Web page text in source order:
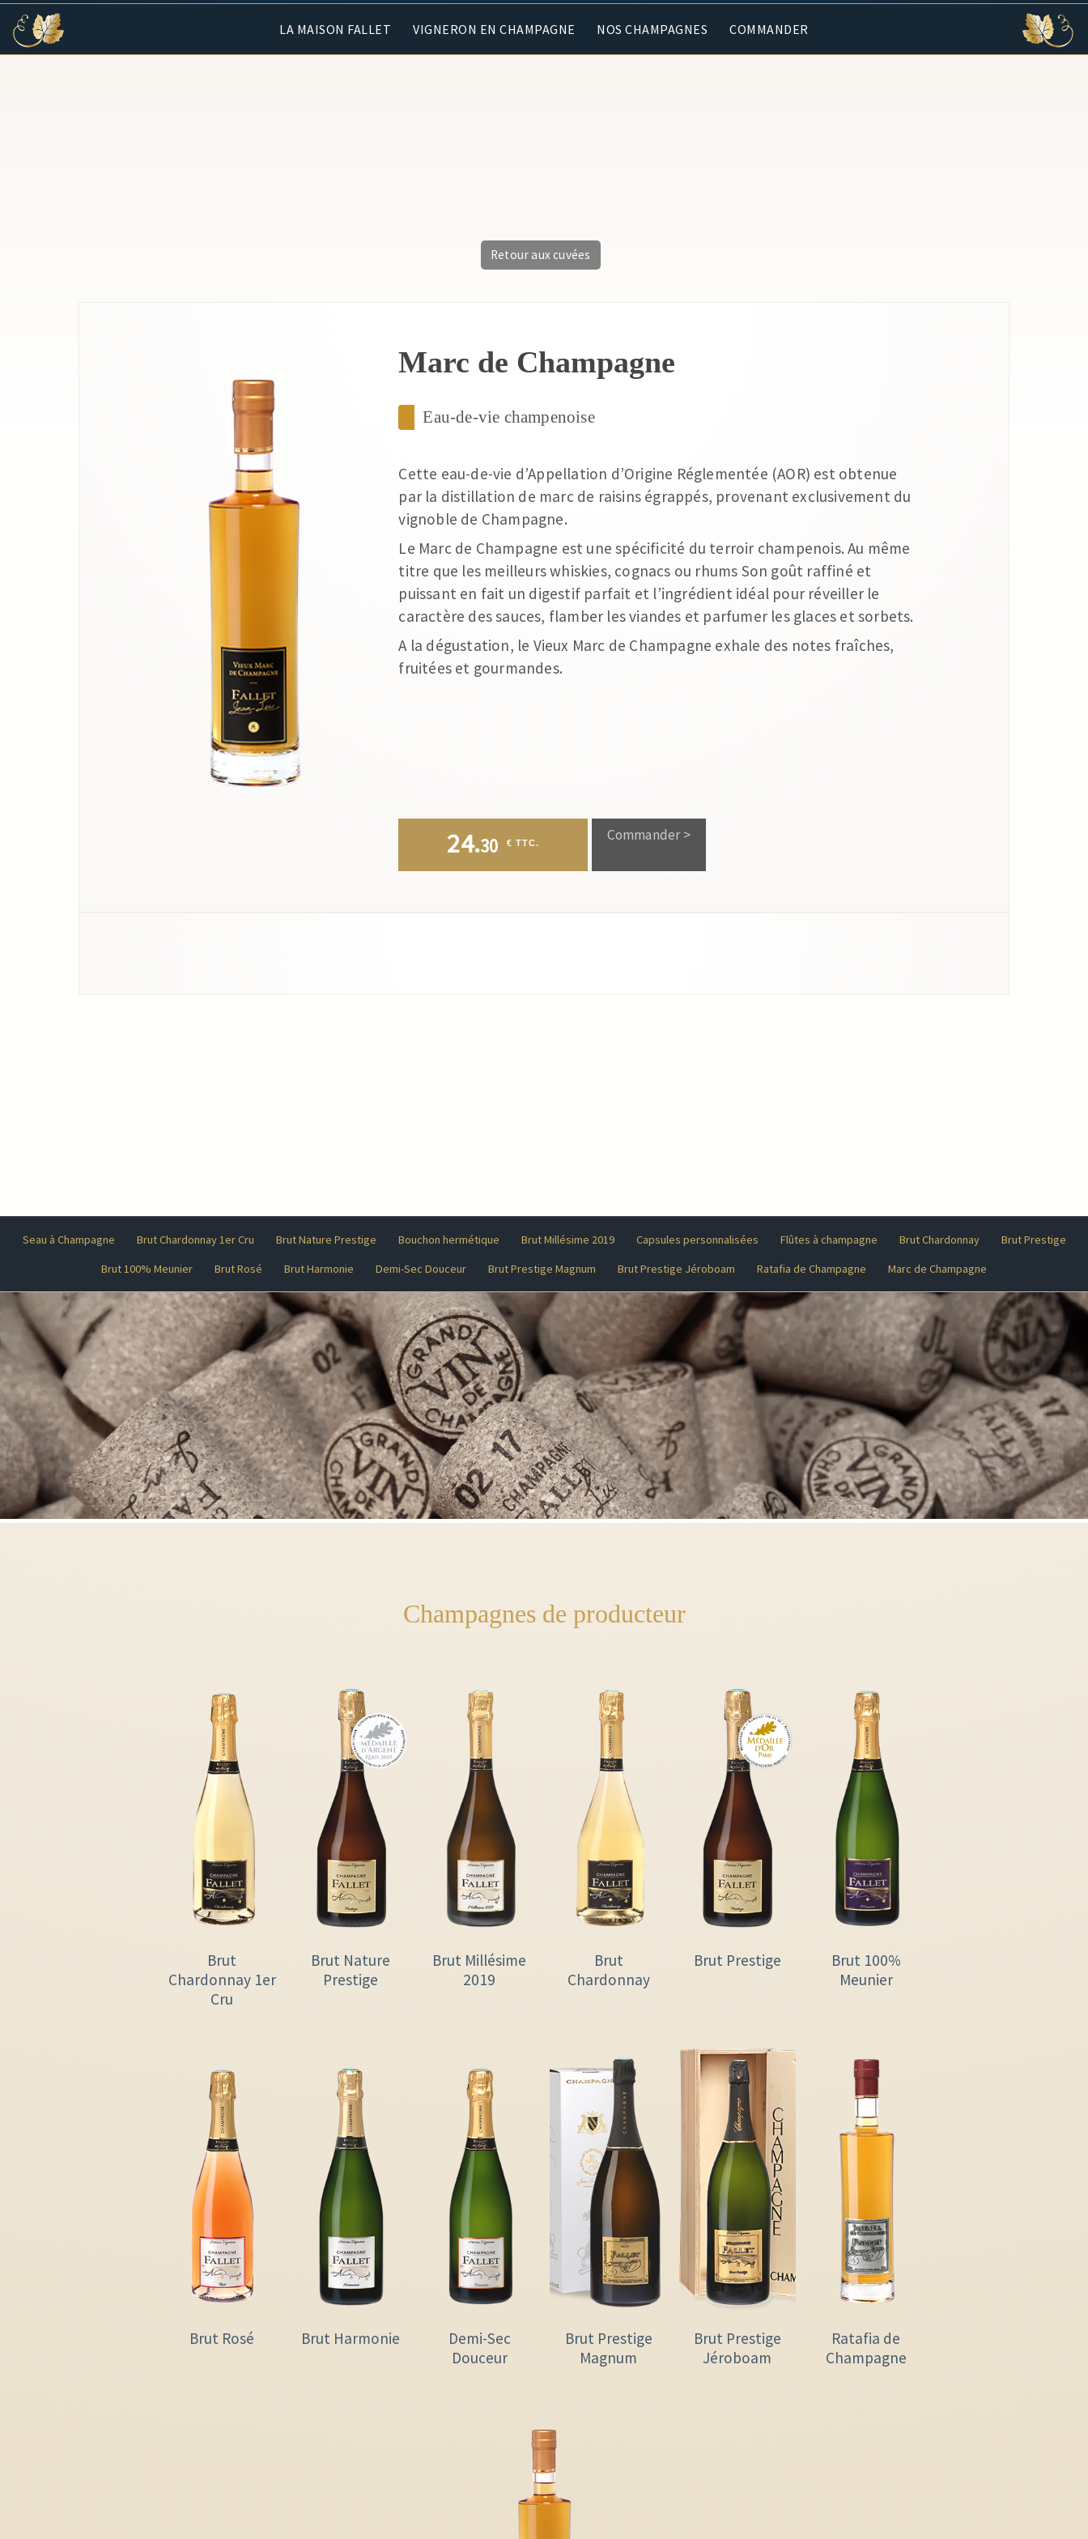
LA MAISON FALLET VIGNERON EN CHAMPAGNE NOS CHAMPAGNES COMMANDER
Retour aux cuvées
Marc de Champagne
Eau-de-vie champenoise
Cette eau-de-vie d’Appellation d’Origine Réglementée (AOR) est obtenue
par la distillation de marc de raisins égrappés, provenant exclusivement du
vignoble de Champagne.
Le Marc de Champagne est une spécificité du terroir champenois. Au même
titre que les meilleurs whiskies, cognacs ou rhums Son goût raffiné et
puissant en fait un digestif parfait et l’ingrédient idéal pour réveiller le
caractère des sauces, flamber les viandes et parfumer les glaces et sorbets.
A la dégustation, le Vieux Marc de Champagne exhale des notes fraîches,
fruitées et gourmandes.
24.30  € TTC. Commander >
Seau à Champagne Brut Chardonnay 1er Cru Brut Nature Prestige Bouchon hermétique Brut Millésime 2019 Capsules personnalisées Flûtes à champagne Brut Chardonnay
Brut Prestige
Brut 100% Meunier
Brut Rosé Brut Harmonie Demi-Sec Douceur Brut Prestige Magnum Brut Prestige Jéroboam Ratafia de Champagne Marc de Champagne
Champagnes de producteur
Brut
Chardonnay 1er
Cru
Brut Nature
Prestige
Brut Millésime
2019
Brut
Chardonnay
Brut Prestige
Brut 100%
Meunier
Brut Rosé Brut Harmonie
Demi-Sec
Douceur
Brut Prestige
Magnum
Brut Prestige
Jéroboam
Ratafia de
Champagne